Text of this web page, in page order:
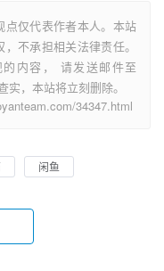
点仅代表作者本人。本站
不承担相关法律责任。
内容， 请发送邮件至
，本站将立刻删除。
34347.html
闲鱼